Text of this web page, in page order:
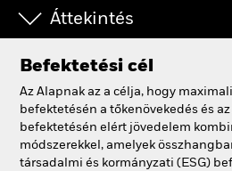
Áttekintés
Befektetési cél
Az Alapnak az a célja, hogy
befektetésén a tőkenövekedés és
befektetésén elért jövedelem
módszerekkel, amelyek
társadalmi és kormányzati (ESG)